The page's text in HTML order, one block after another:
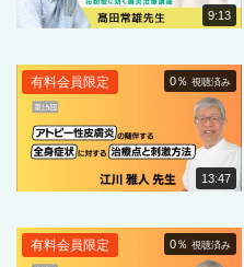
9:13
13:47
0％視聴済み
有料会員限定
0％視聴済み
有料会員限定